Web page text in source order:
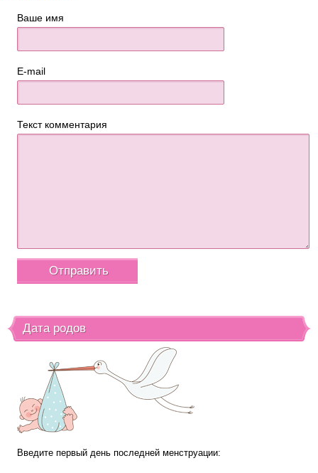
Ваше имя
E-mail
Текст комментария
Дата родов
Введите первый день последней менструации: